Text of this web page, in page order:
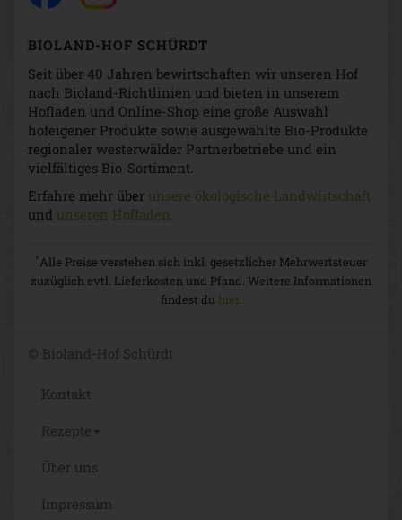
BIOLAND-HOF SCHÜRDT
Seit über 40 Jahren bewirtschaften wir unseren Hof
nach Bioland-Richtlinien und bieten in unserem
Hofladen und Online-Shop eine große Auswahl
hofeigener Produkte sowie ausgewählte Bio-Produkte
regionaler westerwälder Partnerbetriebe und ein
vielfältiges Bio-Sortiment.
Erfahre mehr über unsere ökologische Landwirtschaft
und unseren Hofladen.
*Alle Preise verstehen sich inkl. gesetzlicher Mehrwertsteuer
zuzüglich evtl. Lieferkosten und Pfand. Weitere Informationen
findest du hier.
© Bioland-Hof Schürdt
Kontakt
Rezepte
Über uns
Impressum